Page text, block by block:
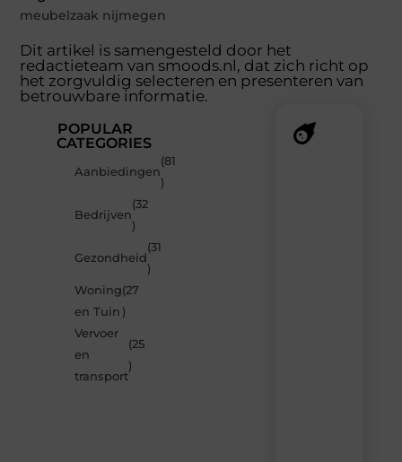
meubelzaak nijmegen
Dit artikel is samengesteld door het
redactieteam van smoods.nl, dat zich richt op
het zorgvuldig selecteren en presenteren van
betrouwbare informatie.
POPULAR
CATEGORIES
Aanbiedingen
(81
)
Bedrijven
(32
)
Gezondheid
(31
)
Woning
en Tuin
(27
)
Vervoer
en
transport
(25
)